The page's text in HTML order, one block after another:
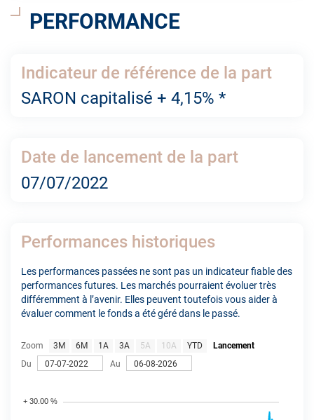
PERFORMANCE
Indicateur de référence de la part
SARON capitalisé + 4,15% *
Date de lancement de la part
07/07/2022
Performances historiques
Les performances passées ne sont pas un indicateur fiable des
performances futures. Les marchés pourraient évoluer très
différemment à l’avenir. Elles peuvent toutefois vous aider à
évaluer comment le fonds a été géré dans le passé.
Zoom 3M 6M 1A 3A 5A 10A YTD
Lancement
Du
Au